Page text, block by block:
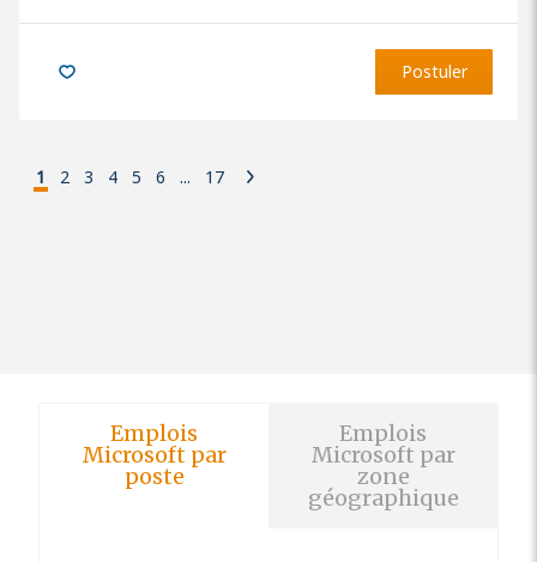
Postuler
1 2 3 4 5 6 ... 17
Emplois
Microsoft par
poste
Emplois
Microsoft par
zone
géographique